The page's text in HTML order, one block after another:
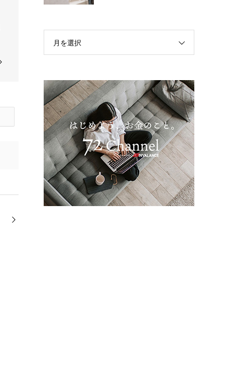
月を選択